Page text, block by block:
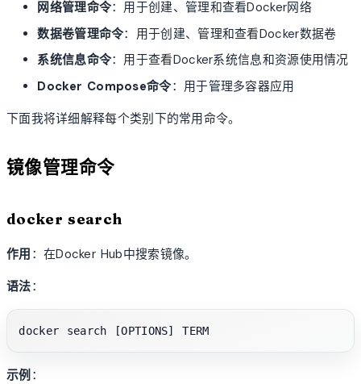
网络管理命令：用于创建、管理和查看Docker网络
数据卷管理命令：用于创建、管理和查看Docker数据卷
系统信息命令：用于查看Docker系统信息和资源使用情况
Docker Compose命令：用于管理多容器应用
下面我将详细解释每个类别下的常用命令。
镜像管理命令
docker search
作用 ：在Docker Hub中搜索镜像。
语法：
示例 ：